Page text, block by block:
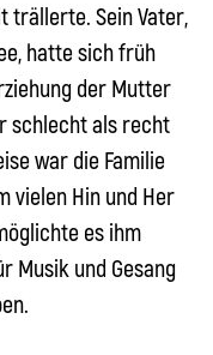
trällerte. Sein Vater,
hatte sich früh
der Mutter
schlecht als recht
war die Familie
vielen Hin und Her
es ihm
Musik und Gesang